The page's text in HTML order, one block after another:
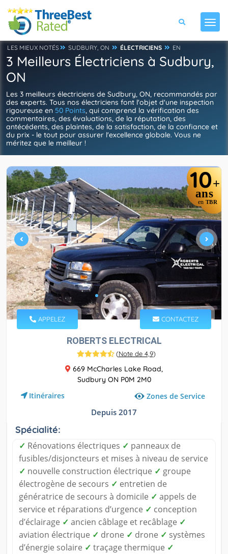
LES MIEUX NOTÉS SUDBURY, ON ÉLECTRICIENS EN
3 Meilleurs Électriciens à Sudbury,
ON
Les 3 meilleurs électriciens de Sudbury, ON, recommandés par
des experts. Tous nos électriciens font l'objet d'une inspection
rigoureuse en 50 Points, qui comprend la vérification des
commentaires, des évaluations, de la réputation, des
antécédents, des plaintes, de la satisfaction, de la confiance et
du prix - le tout pour assurer l'excellence globale. Vous ne
méritez que le meilleur !
10+
ans
en TBR
APPELEZ CONTACTEZ
ROBERTS ELECTRICAL
(Note de 4,9)
669 McCharles Lake Road,
Sudbury ON P0M 2M0
Itinéraires Zones de Service
Depuis 2017
Spécialité:
✓ Rénovations électriques ✓ panneaux de
fusibles/disjoncteurs et mises à niveau de service
✓ nouvelle construction électrique ✓ groupe
électrogène de secours ✓ entretien de
génératrice de secours à domicile ✓ appels de
service et réparations d’urgence ✓ conception
d’éclairage ✓ ancien câblage et recâblage ✓
aviation électrique ✓ drone ✓ drone ✓ systèmes
d’énergie solaire ✓ traçage thermique ✓